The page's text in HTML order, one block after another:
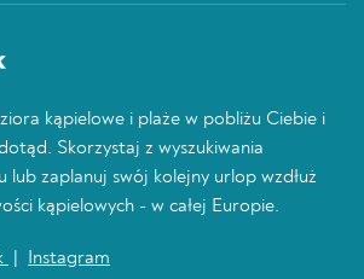
kąpielowe i plaże w pobliżu Ciebie i
Skorzystaj z wyszukiwania
lub zaplanuj swój kolejny urlop wzdłuż
kąpielowych - w całej Europie.
Instagram